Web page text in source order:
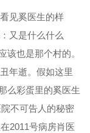
见奚医生的样
又是什么什么
该也是那个村的。
年逝。假如这里
么彩蛋里的奚医生
不可告人的秘密
2011号病房肖医